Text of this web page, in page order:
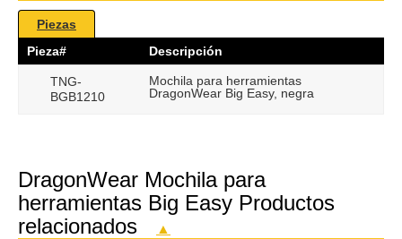
Piezas
Pieza#
Descripción
TNG-
BGB1210
Mochila para herramientas
DragonWear Big Easy, negra
DragonWear Mochila para
herramientas Big Easy Productos
relacionados
▲